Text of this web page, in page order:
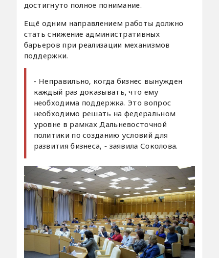
достигнуто полное понимание.
Ещё одним направлением работы должно
стать снижение административных
барьеров при реализации механизмов
поддержки.
- Неправильно, когда бизнес вынужден
каждый раз доказывать, что ему
необходима поддержка. Это вопрос
необходимо решать на федеральном
уровне в рамках Дальневосточной
политики по созданию условий для
развития бизнеса, - заявила Соколова.